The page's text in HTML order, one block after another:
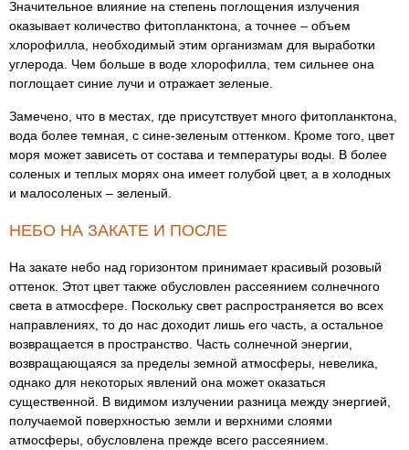
Значительное влияние на степень поглощения излучения
оказывает количество фитопланктона, а точнее – объем
хлорофилла, необходимый этим организмам для выработки
углерода. Чем больше в воде хлорофилла, тем сильнее она
поглощает синие лучи и отражает зеленые.
Замечено, что в местах, где присутствует много фитопланктона,
вода более темная, с сине-зеленым оттенком. Кроме того, цвет
моря может зависеть от состава и температуры воды. В более
соленых и теплых морях она имеет голубой цвет, а в холодных
и малосоленых – зеленый.
НЕБО НА ЗАКАТЕ И ПОСЛЕ
На закате небо над горизонтом принимает красивый розовый
оттенок. Этот цвет также обусловлен рассеянием солнечного
света в атмосфере. Поскольку свет распространяется во всех
направлениях, то до нас доходит лишь его часть, а остальное
возвращается в пространство. Часть солнечной энергии,
возвращающаяся за пределы земной атмосферы, невелика,
однако для некоторых явлений она может оказаться
существенной. В видимом излучении разница между энергией,
получаемой поверхностью земли и верхними слоями
атмосферы, обусловлена прежде всего рассеянием.